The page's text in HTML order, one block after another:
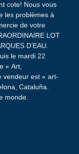
cote! Nous vous
les problèmes à
de votre
LOT
D’EAU.
le mardi 22
« Art,
vendeur est « art-
Cataluña.
monde.